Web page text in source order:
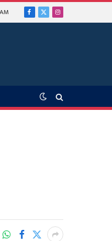
Facebook
X
Instagram